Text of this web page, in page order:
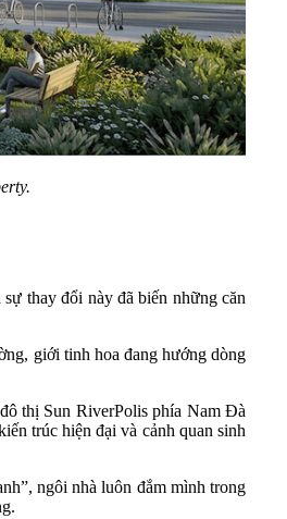
thay đổi này đã biến những căn
giới tinh hoa đang hướng dòng
thị Sun RiverPolis phía Nam Đà
trúc hiện đại và cảnh quan sinh
ngôi nhà luôn đắm mình trong